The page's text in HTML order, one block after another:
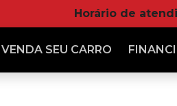
Horário de
VENDA SEU CARRO